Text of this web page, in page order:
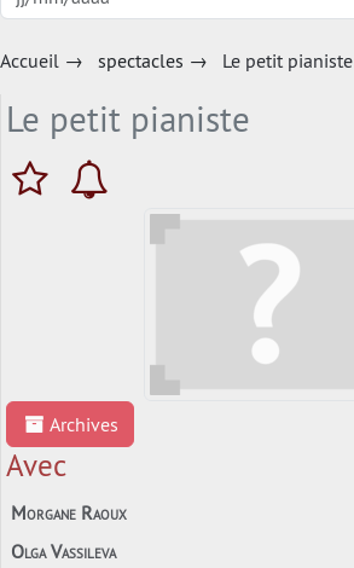
Accueil → spectacles → Le petit pianiste
Le petit pianiste
Archives
Avec
Morgane Raoux
Olga Vassileva